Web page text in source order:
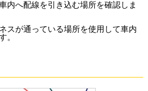
内へ配線を引き込む場所を確認しま
スが通っている場所を使用して車内
。